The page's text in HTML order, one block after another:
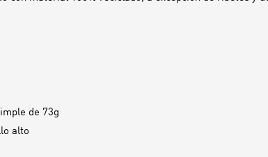
de 73g
alto